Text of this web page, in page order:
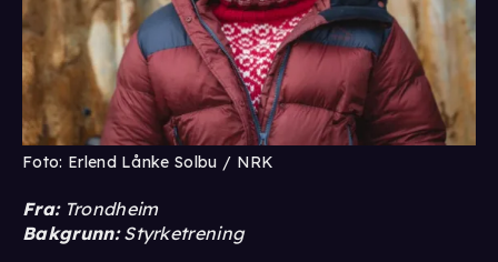
Foto: Erlend Lånke Solbu / NRK
Fra:Trondheim
Bakgrunn:Styrketrening